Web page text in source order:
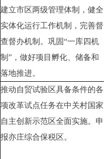
建立市区两级管理体制，健全
实体化运行工作机制，完善督
查督办机制。巩固“一库四机
制”，做好项目孵化、储备和
落地推进。
推动自贸试验区具备条件的各
项改革试点任务在中关村国家
自主创新示范区全面实施。申
报亦庄综合保税区。